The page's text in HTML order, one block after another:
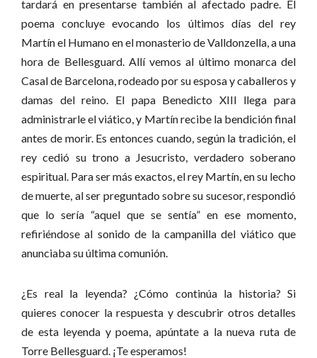
tardará en presentarse también al afectado padre. El
poema concluye evocando los últimos días del rey
Martín el Humano en el monasterio de Valldonzella, a una
hora de Bellesguard. Allí vemos al último monarca del
Casal de Barcelona, rodeado por su esposa y caballeros y
damas del reino. El papa Benedicto XIII llega para
administrarle el viático, y Martín recibe la bendición final
antes de morir. Es entonces cuando, según la tradición, el
rey cedió su trono a Jesucristo, verdadero soberano
espiritual. Para ser más exactos, el rey Martín, en su lecho
de muerte, al ser preguntado sobre su sucesor, respondió
que lo sería “aquel que se sentía” en ese momento,
refiriéndose al sonido de la campanilla del viático que
anunciaba su última comunión.
¿Es real la leyenda? ¿Cómo continúa la historia? Si
quieres conocer la respuesta y descubrir otros detalles
de esta leyenda y poema, apúntate a la nueva ruta de
Torre Bellesguard. ¡Te esperamos!